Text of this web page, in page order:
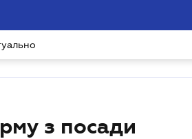
з посади